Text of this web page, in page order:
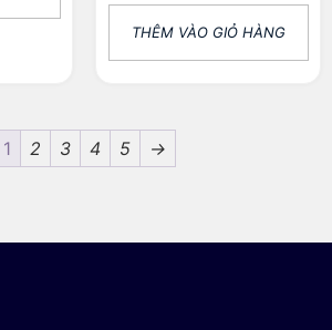
THÊM VÀO GIỎ HÀNG
1 2 3 4 5 →